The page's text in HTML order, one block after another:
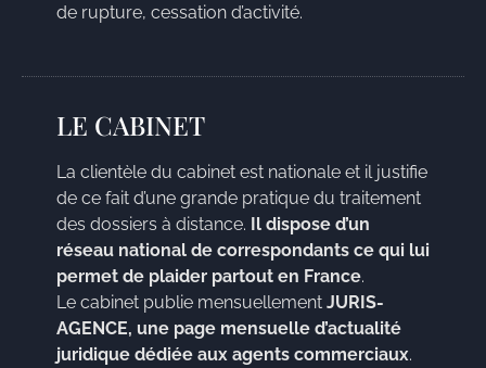
de rupture, cessation d’activité.
LE CABINET
La clientèle du cabinet est nationale et il justifie
de ce fait d’une grande pratique du traitement
des dossiers à distance. Il dispose d’un
réseau national de correspondants ce qui lui
permet de plaider partout en France.
Le cabinet publie mensuellement JURIS-
AGENCE, une page mensuelle d’actualité
juridique dédiée aux agents commerciaux.